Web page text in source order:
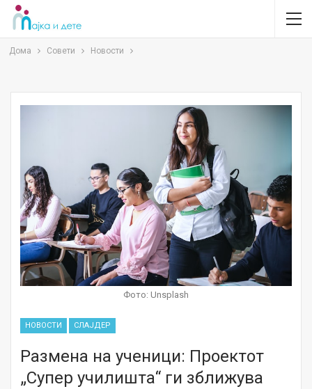
Дома Совети Новости
Фото: Unsplash
НОВОСТИ СЛАЈДЕР
Размена на ученици: Проектот
„Супер училишта“ ги зближува